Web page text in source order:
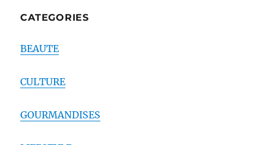
CATEGORIES
BEAUTE
CULTURE
GOURMANDISES